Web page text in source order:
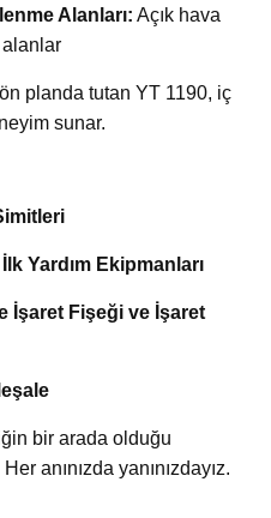
Alanları: Açık hava
planda tutan YT 1190, iç
sunar.
Yardım Ekipmanları
İşaret Fişeği ve İşaret
bir arada olduğu
anınızda yanınızdayız.